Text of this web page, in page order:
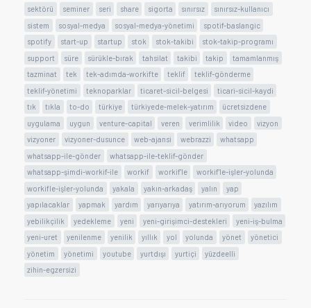
sektörü
seminer seri share sigorta sınırsız
sınırsız-kullanıcı
sistem
sosyal-medya sosyal-medya-yönetimi
spotif-baslangic
spotify
start-up startup stok stok-takibi
stok-takip-programı
support
süre sürükle-bırak tahsilat takibi takip
tamamlanmış
tazminat
tek tek-adımda-workifte teklif
teklif-gönderme
teklif-yönetimi
teknoparklar ticaret-sicil-belgesi
ticari-sicil-kaydi
tık
tıkla to-do türkiye türkiyede-melek-yatırım
ücretsizdene
uygulama
uygun venture-capital veren verimlilik video
vizyon
vizyoner
vizyoner-dusunce web-ajansi webrazzi
whatsapp
whatsapp-ile-gönder
whatsapp-ile-teklif-gönder
whatsapp-şimdi-workif-ile
workif workif'le
workif'le-işler-yolunda
workifle-işler-yolunda
yakala yakın-arkadaş yalın
yap
yapılacaklar
yapmak yardım yarıyarıya yatırım-arıyorum
yazılım
yebilikçilik
yedekleme yeni yeni-girişimci-destekleri
yeni-iş-bulma
yeni-uret
yenilenme yenilik yıllık yol yolunda yönet
yönetici
yönetim
yönetimi youtube yurtdışı yurtiçi
yüzdeelli
zihin-egzersizi